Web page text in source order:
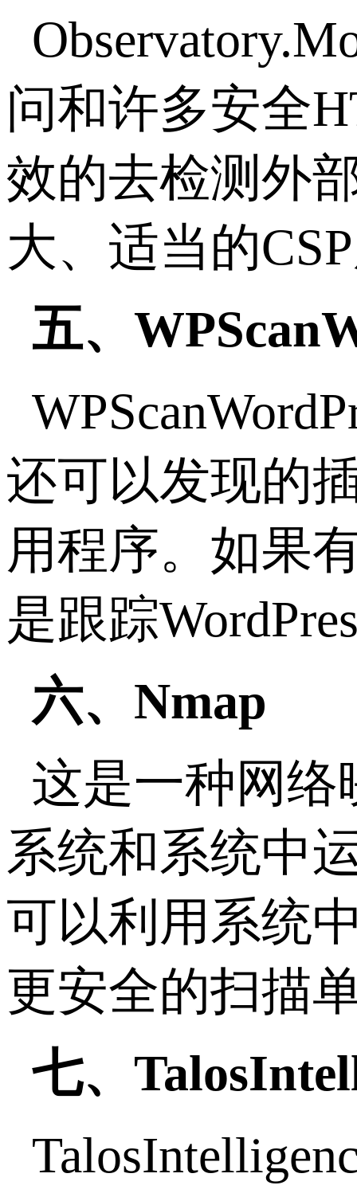
问和许多安全
效的去检测外
大、适当的
五、
还可以发现的
用程序。如果
是跟踪
六、Nmap
这是一种网络
系统和系统中
可以利用系统
更安全的扫描
七、